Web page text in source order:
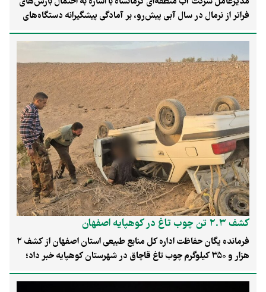
فراتر از نرمال در سال آبی پیش‌رو، بر آمادگی پیشگیرانه دستگاه‌های
اجرایی، پایش رودخانه‌ها و ساماندهی مسیل‌های شهری برای کاهش
خطر سیلاب تأکید کرد.
کشف ۲.۳ تن چوب تاغ در کوهپایه اصفهان
فرمانده یگان حفاظت اداره کل منابع طبیعی استان اصفهان از کشف ۲
هزار و ۳۵۰ کیلوگرم چوب تاغ قاچاق در شهرستان کوهپایه خبر داد؛
عملیاتی که طی ۲۴ ساعت گذشته انجام شد و به توقیف پنج خودرو و
دستگیری هشت متخلف انجامید.